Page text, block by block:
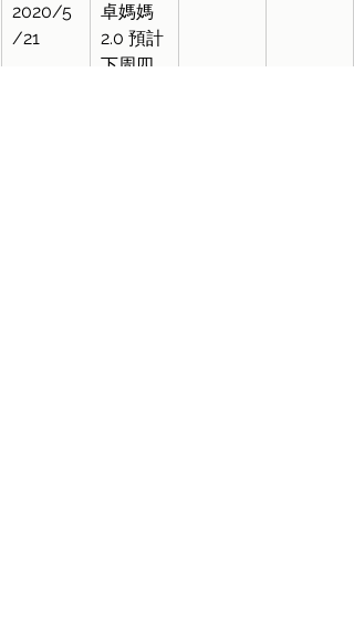
2020/5
/21
卓媽媽
2.0 預計
下周四